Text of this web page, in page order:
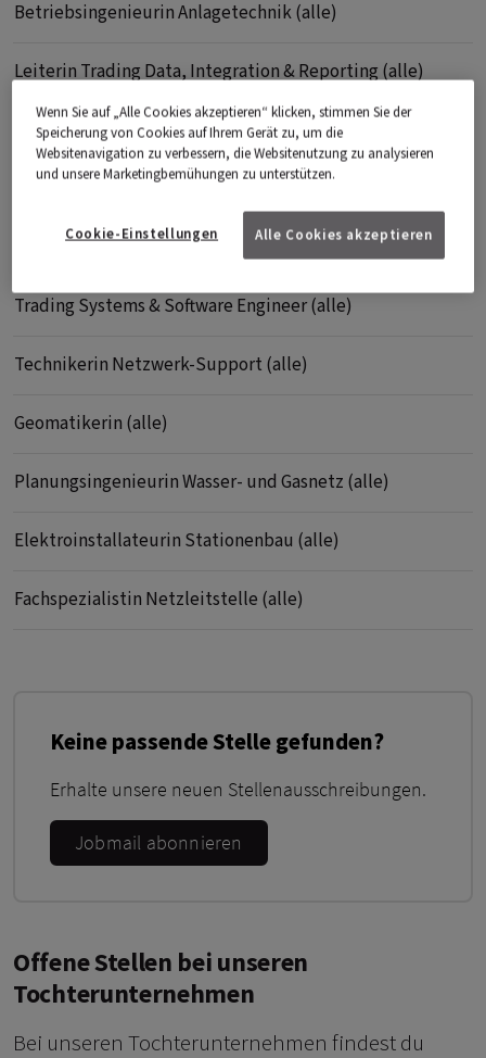
Offene Stellen bei unseren
Tochterunternehmen
Bei unseren Tochterunternehmen findest du
Wenn Sie auf „Alle Cookies akzeptieren“ klicken, stimmen Sie der
Speicherung von Cookies auf Ihrem Gerät zu, um die
Websitenavigation zu verbessern, die Websitenutzung zu analysieren
und unsere Marketingbemühungen zu unterstützen.
Alle Cookies akzeptieren
Cookie-Einstellungen